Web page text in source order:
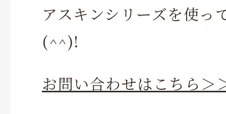
アスキンシリーズを使っ
(^^)!
お問い合わせはこちら＞